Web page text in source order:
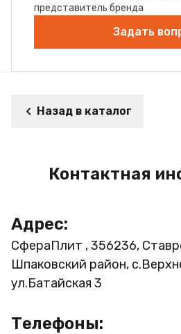
представитель бренда
Задать
Назад в каталог
Контактная
Адрес:
СфераПлит , 356236,
Шпаковский район,
ул.Батайская 3
Телефоны: